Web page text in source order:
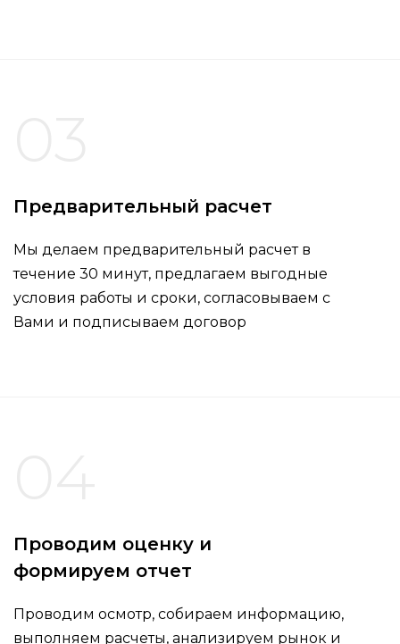
Предварительный расчет
Мы делаем предварительный расчет в
течение 30 минут, предлагаем выгодные
условия работы и сроки, согласовываем с
Вами и подписываем договор
Проводим оценку и
формируем отчет
Проводим осмотр, собираем информацию,
выполняем расчеты, анализируем рынок и